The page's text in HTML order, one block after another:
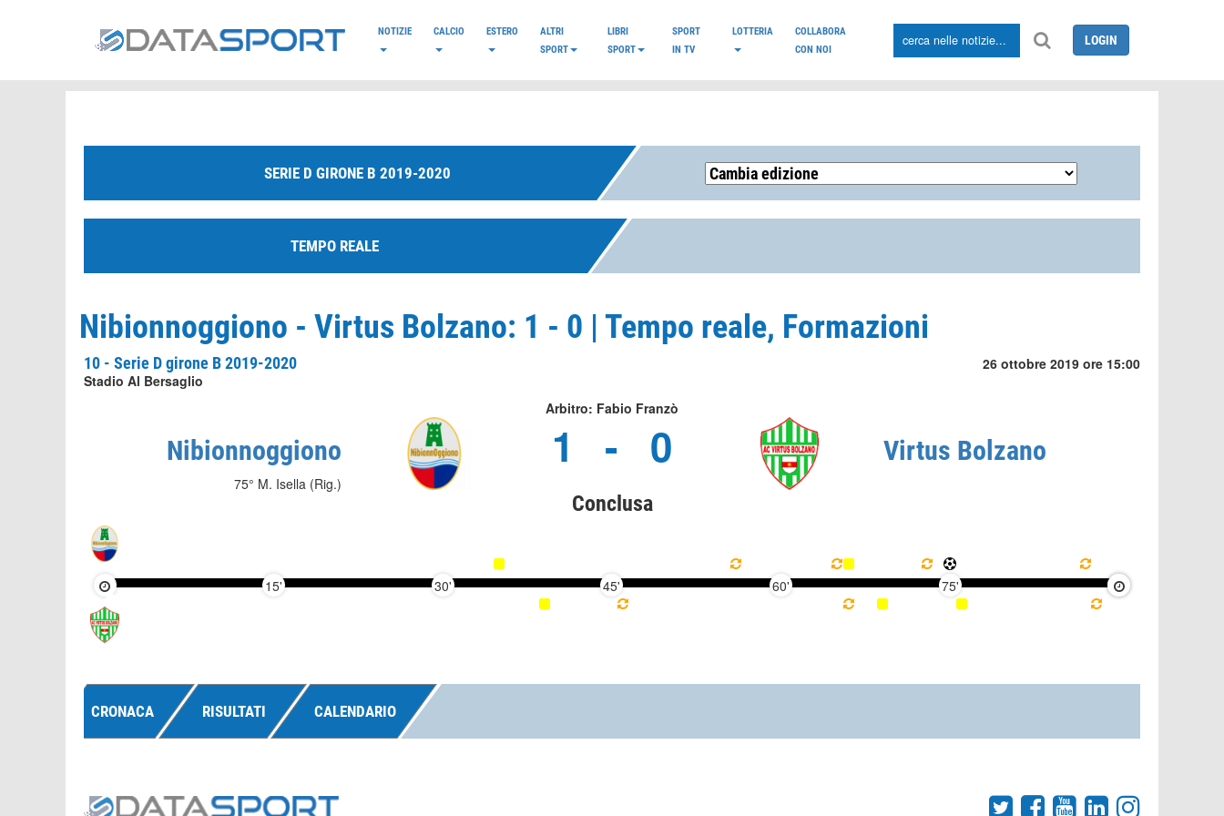
NOTIZIE CALCIO ESTERO
ALTRI
SPORT
LIBRI
SPORT
SPORT
IN TV
LOTTERIA
COLLABORA
CON NOI
LOGIN
SERIE D GIRONE B 2019-2020
TEMPO REALE
Nibionnoggiono - Virtus Bolzano: 1 - 0 | Tempo reale, Formazioni
10 - Serie D girone B 2019-2020
Stadio Al Bersaglio
26 ottobre 2019 ore 15:00
Arbitro: Fabio Franzò
Nibionnoggiono
75° M. Isella (Rig.)
1 - 0
Conclusa
Virtus Bolzano
15' 30' 45' 60' 75' 90'
CRONACA RISULTATI CALENDARIO